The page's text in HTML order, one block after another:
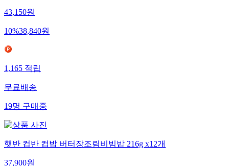
43,150원
10%38,840원
1,165적립
무료배송
19명구매중
햇반 컵반 컵밥 버터장조림비빔밥 216g x12개
37,900원